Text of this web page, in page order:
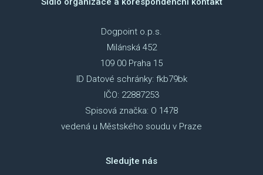
Dogpoint o.p.s.
Milánská 452
109 00 Praha 15
ID Datové schránky: fkb79bk
IČO: 22887253
Spisová značka: O 1478
vedená u Městského soudu v Praze
Sledujte nás